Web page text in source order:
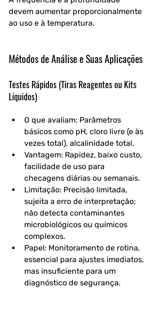
devem aumentar proporcionalmente
ao uso e à temperatura.
Métodos de Análise e Suas Aplicações
Testes Rápidos (Tiras Reagentes ou Kits
Líquidos)
O que avaliam: Parâmetros
básicos como pH, cloro livre (e às
vezes total), alcalinidade total.
Vantagem: Rapidez, baixo custo,
facilidade de uso para
checagens diárias ou semanais.
Limitação: Precisão limitada,
sujeita a erro de interpretação;
não detecta contaminantes
microbiológicos ou químicos
complexos.
Papel: Monitoramento de rotina,
essencial para ajustes imediatos,
mas insuficiente para um
diagnóstico de segurança.